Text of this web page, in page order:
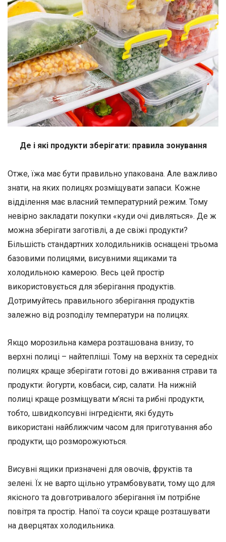
Де і які продукти зберігати: правила зонування
Отже, їжа має бути правильно упакована. Але важливо
знати, на яких полицях розміщувати запаси. Кожне
відділення має власний температурний режим. Тому
невірно закладати покупки «куди очі дивляться». Де ж
можна зберігати заготівлі, а де свіжі продукти?
Більшість стандартних холодильників оснащені трьома
базовими полицями, висувними ящиками та
холодильною камерою. Весь цей простір
використовується для зберігання продуктів.
Дотримуйтесь правильного зберігання продуктів
залежно від розподілу температури на полицях.
Якщо морозильна камера розташована внизу, то
верхні полиці – найтепліші. Тому на верхніх та середніх
полицях краще зберігати готові до вживання страви та
продукти: йогурти, ковбаси, сир, салати. На нижній
полиці краще розміщувати м’ясні та рибні продукти,
тобто, швидкопсувні інгредієнти, які будуть
використані найближчим часом для приготування або
продукти, що розморожуються.
Висувні ящики призначені для овочів, фруктів та
зелені. Їх не варто щільно утрамбовувати, тому що для
якісного та довготривалого зберігання їм потрібне
повітря та простір. Напої та соуси краще розташувати
на дверцятах холодильника.